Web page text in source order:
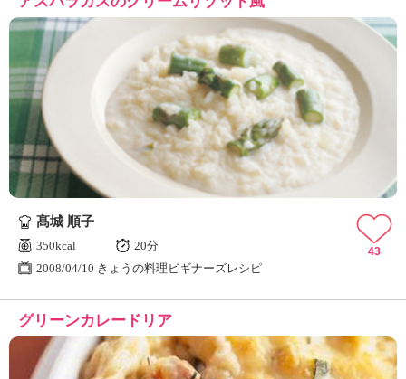
髙城 順子
350kcal
20分
2008/04/10 きょうの料理ビギナーズレシピ
43
グリーンカレードリア